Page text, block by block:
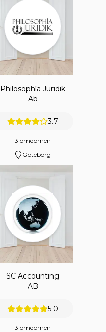
Philosophìa Juridik
Ab
3.7
3 omdömen
Göteborg
SC Accounting
AB
5.0
3 omdömen